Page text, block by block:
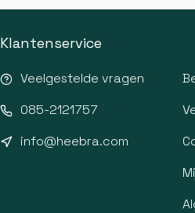
Klantenservice
Veelgestelde vragen
085-2121757
info@heebra.com